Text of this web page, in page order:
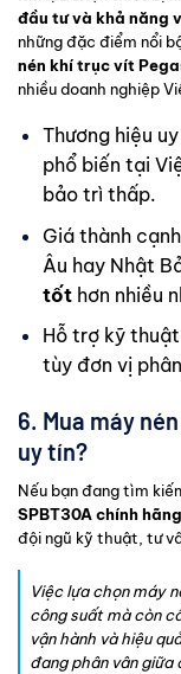
đầu tư và khả năng
những đặc điểm nổi
nén khí trục vít
nhiều doanh nghiệp
Thương hiệu
phổ biến tại
bảo trì thấp.
Giá thành
Âu hay Nhật
tốthơn nhiều
Hỗ trợ kỹ
tùy đơn vị
6. Mua máy
uy tín?
Nếu bạn đang tìm
SPBT30A chính hãng
đội ngũ kỹ thuật, tư
Việc lựa chọn máy
công suất mà còn
vận hành và hiệu
đang phân vân